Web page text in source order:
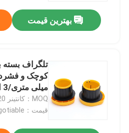
بهترین قیمت
تلگراف
میلی متری/3 اینچی دستی
MOQ：کانتینر 20 فوتی
قیمت：negotiable